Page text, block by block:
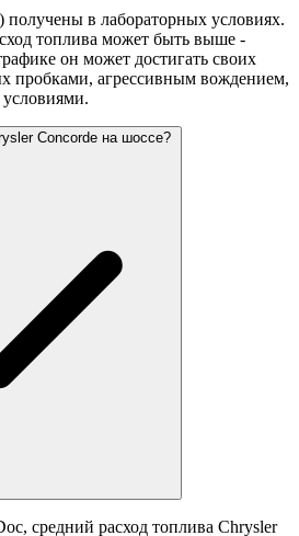
) получены в лабораторных условиях.
топлива может быть выше -
он может достигать своих
пробками, агрессивным вождением,
Concorde на шоссе?
средний расход топлива Chrysler